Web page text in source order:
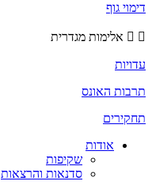
דימוי גוף
אלימות מגדרית
עדויות
תרבות האונס
תחקירים
אודות
שקיפות
סדנאות והרצאות